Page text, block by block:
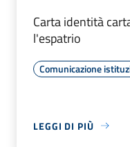
Carta identità
l'espatrio
Comunicazione
LEGGI DI PIÙ